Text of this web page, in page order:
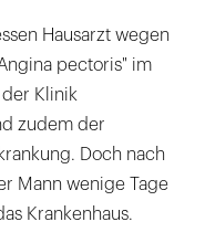
Hausarzt wegen
pectoris" im
der Klinik
zudem der
Doch nach
Mann wenige Tage
Krankenhaus.